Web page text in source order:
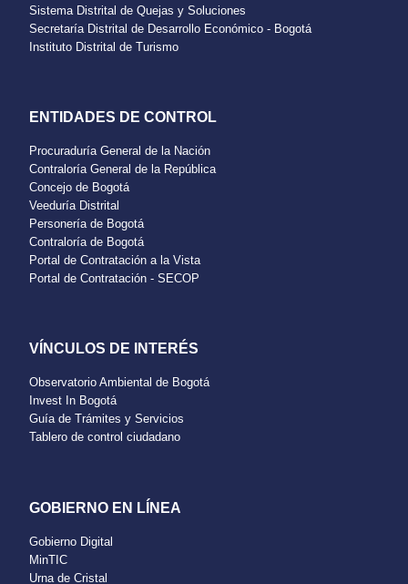
Sistema Distrital de Quejas y Soluciones
Secretaría Distrital de Desarrollo Económico - Bogotá
Instituto Distrital de Turismo
ENTIDADES DE CONTROL
Procuraduría General de la Nación
Contraloría General de la República
Concejo de Bogotá
Veeduría Distrital
Personería de Bogotá
Contraloría de Bogotá
Portal de Contratación a la Vista
Portal de Contratación - SECOP
VÍNCULOS DE INTERÉS
Observatorio Ambiental de Bogotá
Invest In Bogotá
Guía de Trámites y Servicios
Tablero de control ciudadano
GOBIERNO EN LÍNEA
Gobierno Digital
MinTIC
Urna de Cristal